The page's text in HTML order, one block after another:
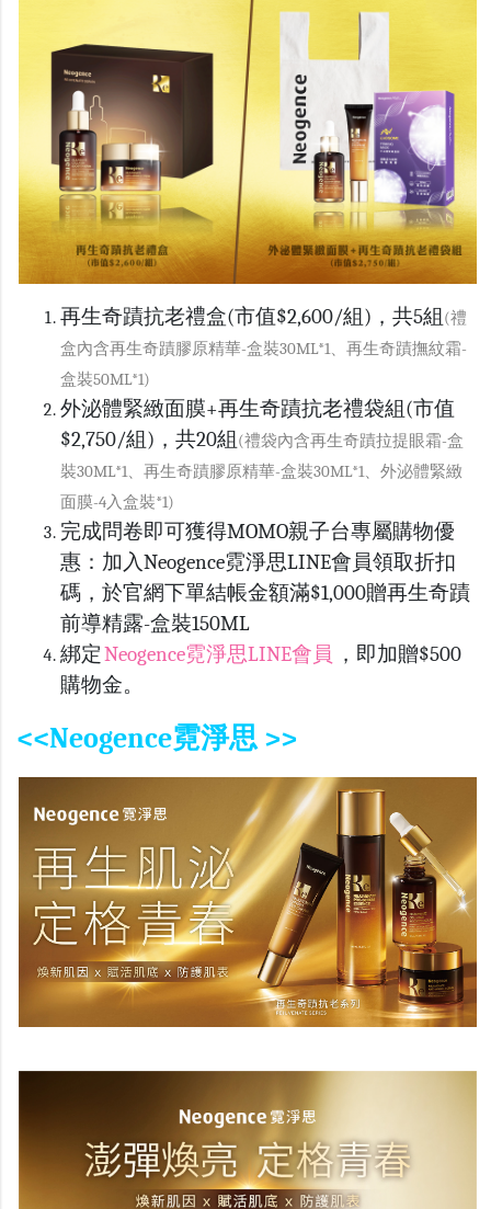
再生奇蹟抗老禮盒(市值$2,600/組) ，共5組 (禮
盒內含再生奇蹟膠原精華-盒裝30ML*1、再生奇蹟撫紋霜-
盒裝50ML*1)
外泌體緊緻面膜+再生奇蹟抗老禮袋組(市值
$2,750/組) ，共20組 (禮袋內含再生奇蹟拉提眼霜-盒
裝30ML*1、再生奇蹟膠原精華-盒裝30ML*1、外泌體緊緻
面膜-4入盒裝*1)
完成問卷即可獲得MOMO親子台專屬購物優
惠： 加入Neogence霓淨思LINE會員領取折扣
碼，於官網下單結帳金額滿$1,000贈再生奇蹟
前導精露-盒裝150ML
綁定Neogence霓淨思LINE會員 ，即加贈$500
購物金。
<<Neogence霓淨思 >>